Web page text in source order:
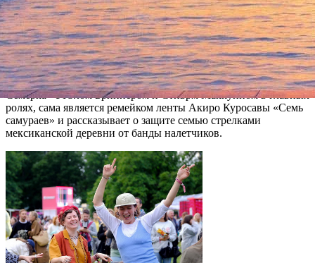
Режиссером ленты станет американец Антуан Фукуа,
известный по фильму «Тренировочный день», в котором
также сыграли Итан Хоук и Дензел Вашингтон. В новой
версии «Великолепной семерки» к ним присоединятся актеры
Кристофер Претт и Хейли Баннет.
Напомним, что вышедшая в 1960 году «Великолепная
Семерка» с Юлом Бриннером и Стиврм Маккуином в главных
ролях, сама является ремейком ленты Акиро Куросавы «Семь
самураев» и рассказывает о защите семью стрелками
мексиканской деревни от банды налетчиков.